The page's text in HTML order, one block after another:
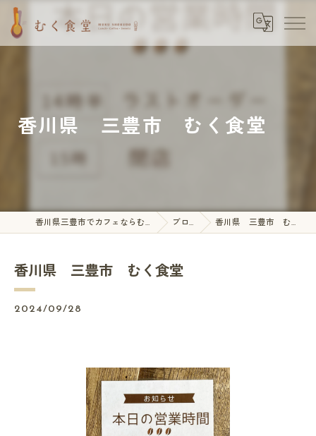
香川県 三豊市 むく食堂
香川県三豊市でカフェならむく食堂 ブログ 香川県 三豊市 むく食堂
香川県 三豊市 むく食堂
2024/09/28